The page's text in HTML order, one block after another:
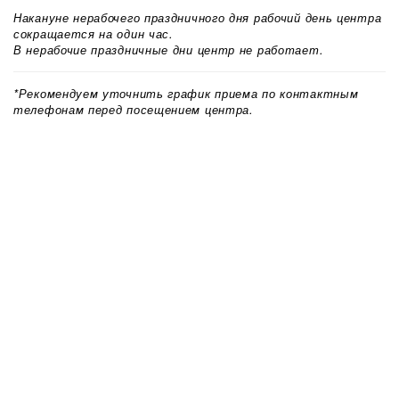
Накануне нерабочего праздничного дня рабочий день центра
сокращается на один час.
В нерабочие праздничные дни центр не работает.
*Рекомендуем уточнить график приема по контактным
телефонам перед посещением центра.